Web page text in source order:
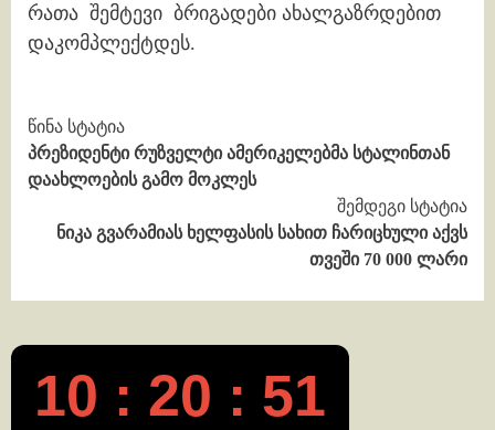
რათა შემტევი ბრიგადები ახალგაზრდებით
დაკომპლექტდეს.
Continue
Reading
წინა სტატია
პრეზიდენტი რუზველტი ამერიკელებმა სტალინთან
დაახლოების გამო მოკლეს
შემდეგი სტატია
ნიკა გვარამიას ხელფასის სახით ჩარიცხული აქვს
თვეში 70 000 ლარი
10 : 20 : 51